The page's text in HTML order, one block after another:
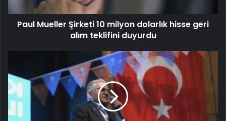
Paul Mueller Şirketi 10 milyon dolarlık hisse geri
alım teklifini duyurdu